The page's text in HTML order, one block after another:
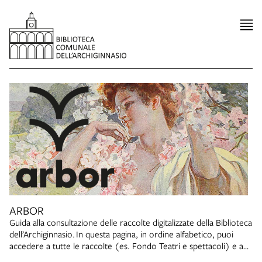
ARBOR
Guida alla consultazione delle raccolte digitalizzate della Biblioteca
dell’Archiginnasio. In questa pagina, in ordine alfabetico, puoi
accedere a tutte le raccolte (es. Fondo Teatri e spettacoli) e a